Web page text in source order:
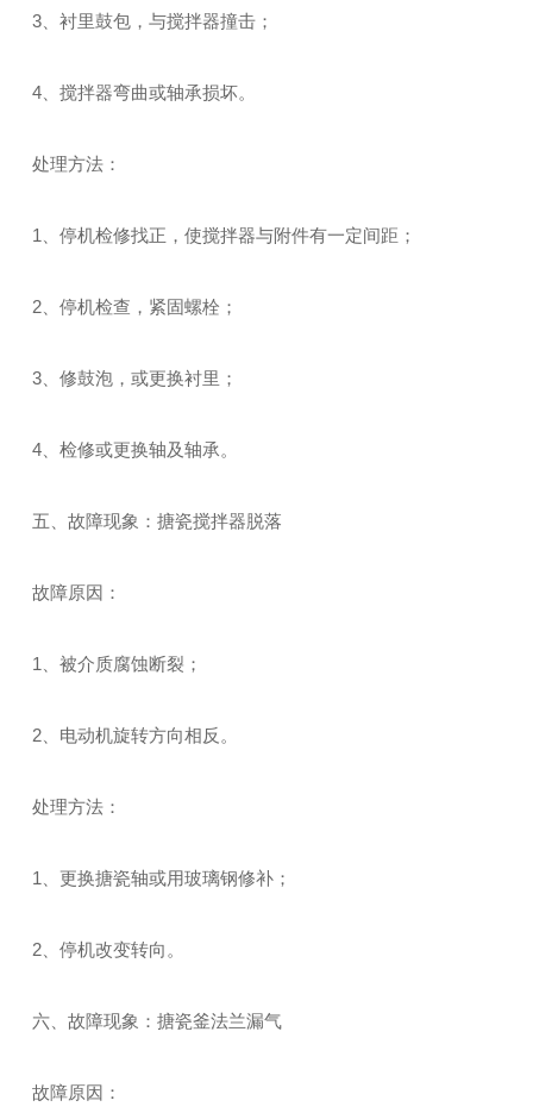
3、衬里鼓包，与搅拌器撞击；
4、搅拌器弯曲或轴承损坏。
处理方法：
1、停机检修找正，使搅拌器与附件有一定间距；
2、停机检查，紧固螺栓；
3、修鼓泡，或更换衬里；
4、检修或更换轴及轴承。
五、故障现象：搪瓷搅拌器脱落
故障原因：
1、被介质腐蚀断裂；
2、电动机旋转方向相反。
处理方法：
1、更换搪瓷轴或用玻璃钢修补；
2、停机改变转向。
六、故障现象：搪瓷釜法兰漏气
故障原因：